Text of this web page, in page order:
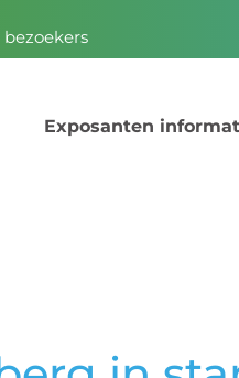
bezoekers
Exposanten